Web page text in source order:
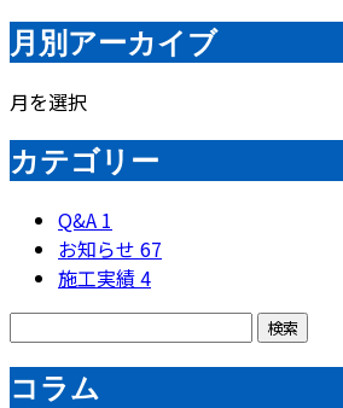
月別アーカイブ
月を選択
カテゴリー
Q&A 1
お知らせ 67
施工実績4
コラム